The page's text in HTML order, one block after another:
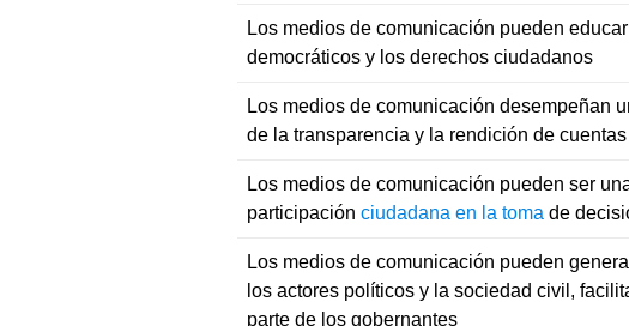
Los medios de comunicación pueden
democráticos y los derechos ciudadanos
Los medios de comunicación desempeñan
de la transparencia y la rendición de
Los medios de comunicación pueden ser
participación ciudadana en la toma de
Los medios de comunicación pueden
los actores políticos y la sociedad civil,
parte de los gobernantes